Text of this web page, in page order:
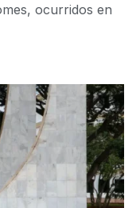
ocurridos en